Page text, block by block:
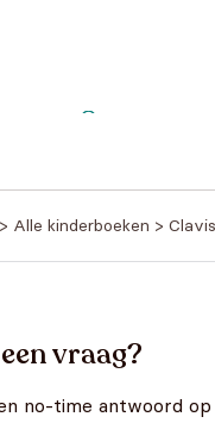
> Alle kinderboeken > Clavis
vraag?
no-time antwoord